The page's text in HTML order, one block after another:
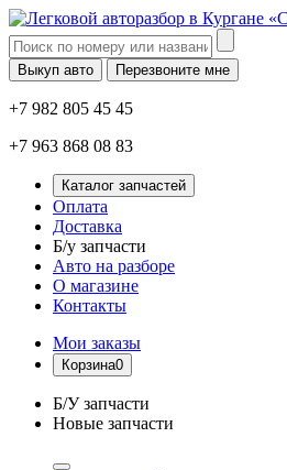
Выкуп авто Перезвоните мне
+7 982 805 45 45
+7 963 868 08 83
Каталог запчастей
Оплата
Доставка
Б/у запчасти
Авто на разборе
О магазине
Контакты
Мои заказы
Корзина0
Б/У запчасти
Новые запчасти